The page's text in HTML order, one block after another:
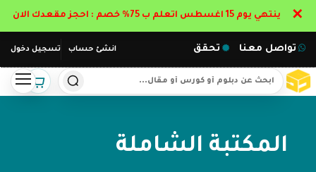
انشئ حساب تسجيل دخول تواصل معنا تحقق
المكتبة الشاملة
ينتهي يوم 15 اغسطس اتعلم ب 75% خصم : احجز مقعدك الان ✕